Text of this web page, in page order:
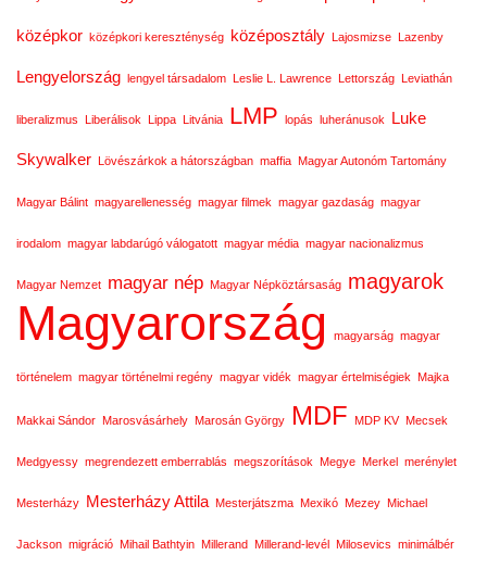
középkor középkori kereszténység középosztály Lajosmizse Lazenby
Lengyelország lengyel társadalom Leslie L. Lawrence Lettország Leviathán
liberalizmus Liberálisok Lippa Litvánia LMP lopás luheránusok Luke
Skywalker Lövészárkok a hátországban maffia Magyar Autonóm Tartomány
Magyar Bálint magyarellenesség magyar filmek magyar gazdaság magyar
irodalom magyar labdarúgó válogatott magyar média magyar nacionalizmus
Magyar Nemzet magyar nép Magyar Népköztársaság magyarok
Magyarország magyarság magyar
történelem magyar történelmi regény magyar vidék magyar értelmiségiek Majka
Makkai Sándor Marosvásárhely Marosán György MDF MDP KV Mecsek
Medgyessy megrendezett emberrablás megszorítások Megye Merkel merénylet
Mesterházy Mesterházy Attila Mesterjátszma Mexikó Mezey Michael
Jackson migráció Mihail Bathtyin Millerand Millerand-levél Milosevics minimálbér